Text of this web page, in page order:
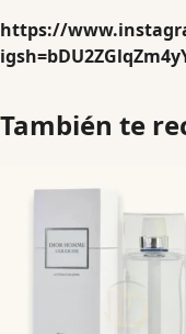
https://
También te